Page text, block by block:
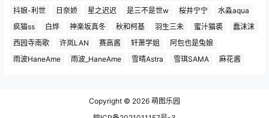
抖娘-利世
日奈娇 星之迟迟 是三不是世w 桜井宁宁
水淼aqua
疯猫ss
白烨 神楽坂真冬 秋和柯基 羽生三未 蜜汁猫裘
蠢沫沫
西园寺南歌
许岚LAN 赛高酱 轩萧学姐
阿包也是兔娘
雨波HaneAme
雨波_HaneAme 雪晴Astra 雪琪SAMA 麻花酱
Copyright © 2026 萌图乐园